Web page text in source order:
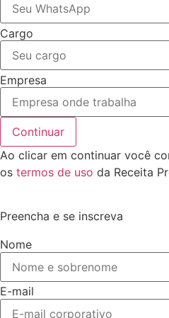
Cargo
Empresa
Continuar
Ao clicar em continuar você
os termos de uso da Receita
Preencha e se inscreva
Nome
E-mail